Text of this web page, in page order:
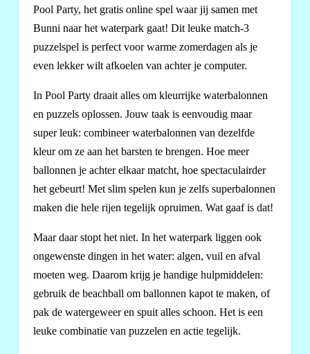
Pool Party, het gratis online spel waar jij samen met
Bunni naar het waterpark gaat! Dit leuke match-3
puzzelspel is perfect voor warme zomerdagen als je
even lekker wilt afkoelen van achter je computer.
In Pool Party draait alles om kleurrijke waterbalonnen
en puzzels oplossen. Jouw taak is eenvoudig maar
super leuk: combineer waterbalonnen van dezelfde
kleur om ze aan het barsten te brengen. Hoe meer
ballonnen je achter elkaar matcht, hoe spectaculairder
het gebeurt! Met slim spelen kun je zelfs superbalonnen
maken die hele rijen tegelijk opruimen. Wat gaaf is dat!
Maar daar stopt het niet. In het waterpark liggen ook
ongewenste dingen in het water: algen, vuil en afval
moeten weg. Daarom krijg je handige hulpmiddelen:
gebruik de beachball om ballonnen kapot te maken, of
pak de watergeweer en spuit alles schoon. Het is een
leuke combinatie van puzzelen en actie tegelijk.